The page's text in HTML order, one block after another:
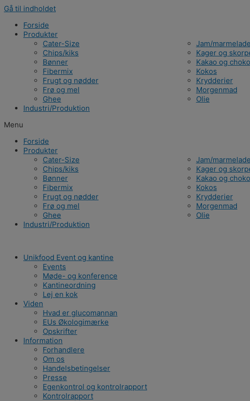
Gå til indholdet
Forside
Produkter
Cater-Size
Chips/kiks
Bønner
Fibermix
Frugt og nødder
Frø og mel
Ghee
Jam/marmelade
Kager og
Kakao og
Kokos
Krydderier
Morgenmad
Olie
Industri/Produktion
Menu
Forside
Produkter
Cater-Size
Chips/kiks
Bønner
Fibermix
Frugt og nødder
Frø og mel
Ghee
Jam/marmelade
Kager og
Kakao og
Kokos
Krydderier
Morgenmad
Olie
Industri/Produktion
Unikfood Event og kantine
Events
Møde- og konference
Kantineordning
Lej en kok
Viden
Hvad er glucomannan
EUs Økologimærke
Opskrifter
Information
Forhandlere
Om os
Handelsbetingelser
Presse
Egenkontrol og kontrolrapport
Kontrolrapport